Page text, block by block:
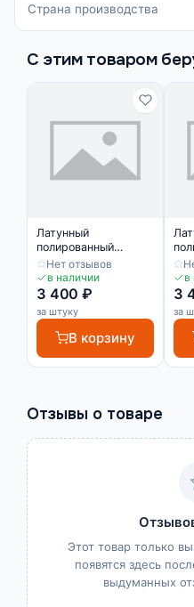
Страна производства
С этим товаром
Латунный
полированный
профиль ЛПО-8
Нет отзывов
в наличии
3 400 ₽
за штуку
В корзину
в
3
за
Отзывы о товаре
Этот товар только
появятся здесь
выдуманных